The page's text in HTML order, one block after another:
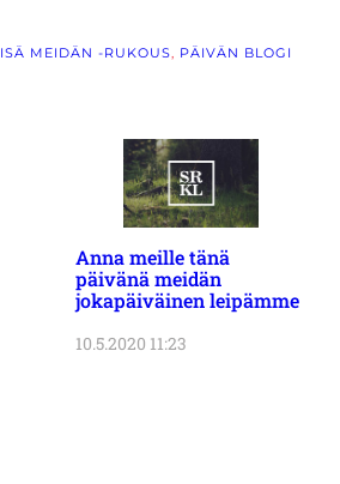
ISÄ MEIDÄN -RUKOUS PÄIVÄN BLOGI
Anna meille tänä
päivänä meidän
jokapäiväinen leipämme
10.5.2020 11:23